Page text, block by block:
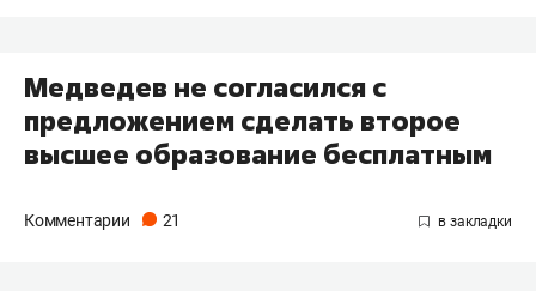
Медведев не согласился с
предложением сделать второе
высшее образование бесплатным
Комментарии 21